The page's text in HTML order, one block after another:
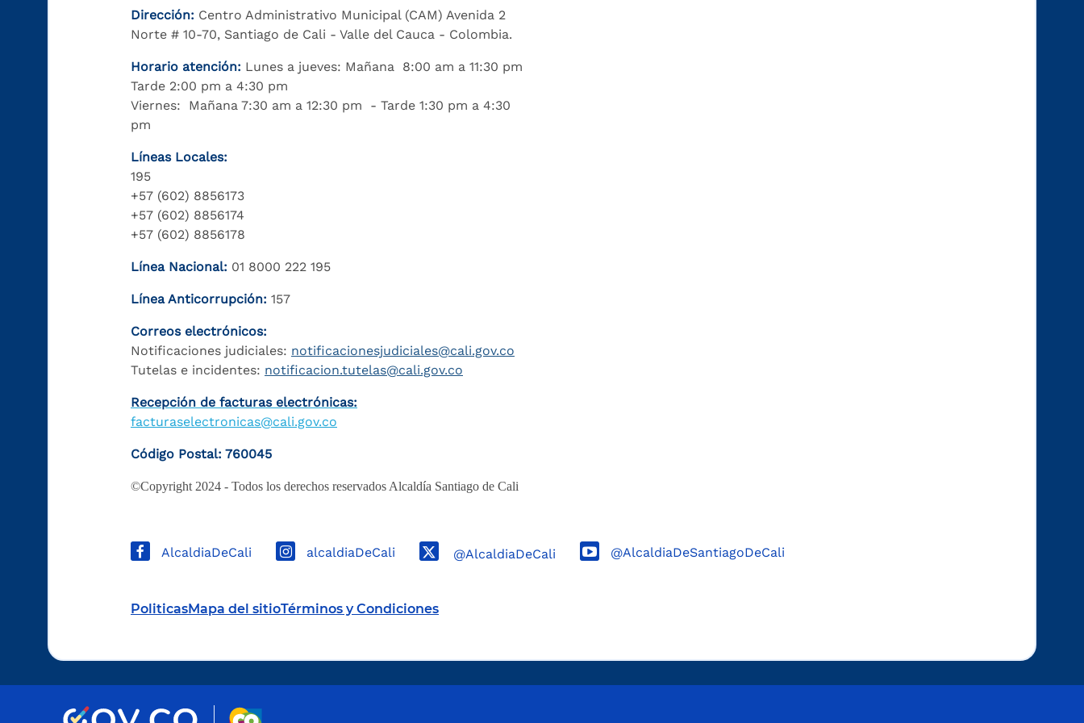
Dirección: Centro Administrativo Municipal (CAM) Avenida 2
Norte # 10-70, Santiago de Cali - Valle del Cauca - Colombia.
Horario atención: Lunes a jueves: Mañana 8:00 am a 11:30 pm
Tarde 2:00 pm a 4:30 pm
Viernes: Mañana 7:30 am a 12:30 pm - Tarde 1:30 pm a 4:30
pm
Líneas Locales:
195
+57 (602) 8856173
+57 (602) 8856174
+57 (602) 8856178
Línea Nacional: 01 8000 222 195
Línea Anticorrupción: 157
Correos electrónicos:
Notificaciones judiciales: notificacionesjudiciales@cali.gov.co
Tutelas e incidentes: notificacion.tutelas@cali.gov.co
Recepción de facturas electrónicas:
facturaselectronicas@cali.gov.co
Código Postal: 760045
©Copyright 2024 - Todos los derechos reservados Alcaldía Santiago de Cali
AlcaldiaDeCali alcaldiaDeCali @AlcaldiaDeCali @AlcaldiaDeSantiagoDeCali
PoliticasMapa del sitioTérminos y Condiciones